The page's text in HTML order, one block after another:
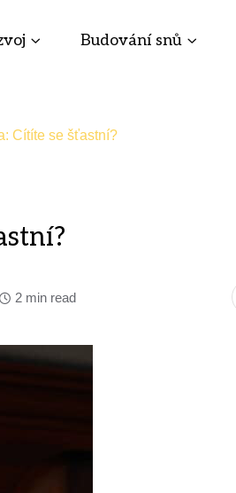
Budování snů
Cítíte se šťastní?
2 min read